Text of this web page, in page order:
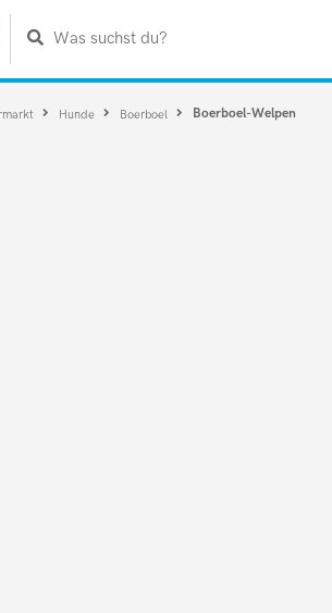
Was suchst du?
Hunde Boerboel
Boerboel-Welpen